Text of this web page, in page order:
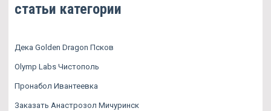
статьи категории
Дека Golden Dragon Псков
Olymp Labs Чистополь
Пронабол Ивантеевка
Заказать Анастрозол Мичуринск